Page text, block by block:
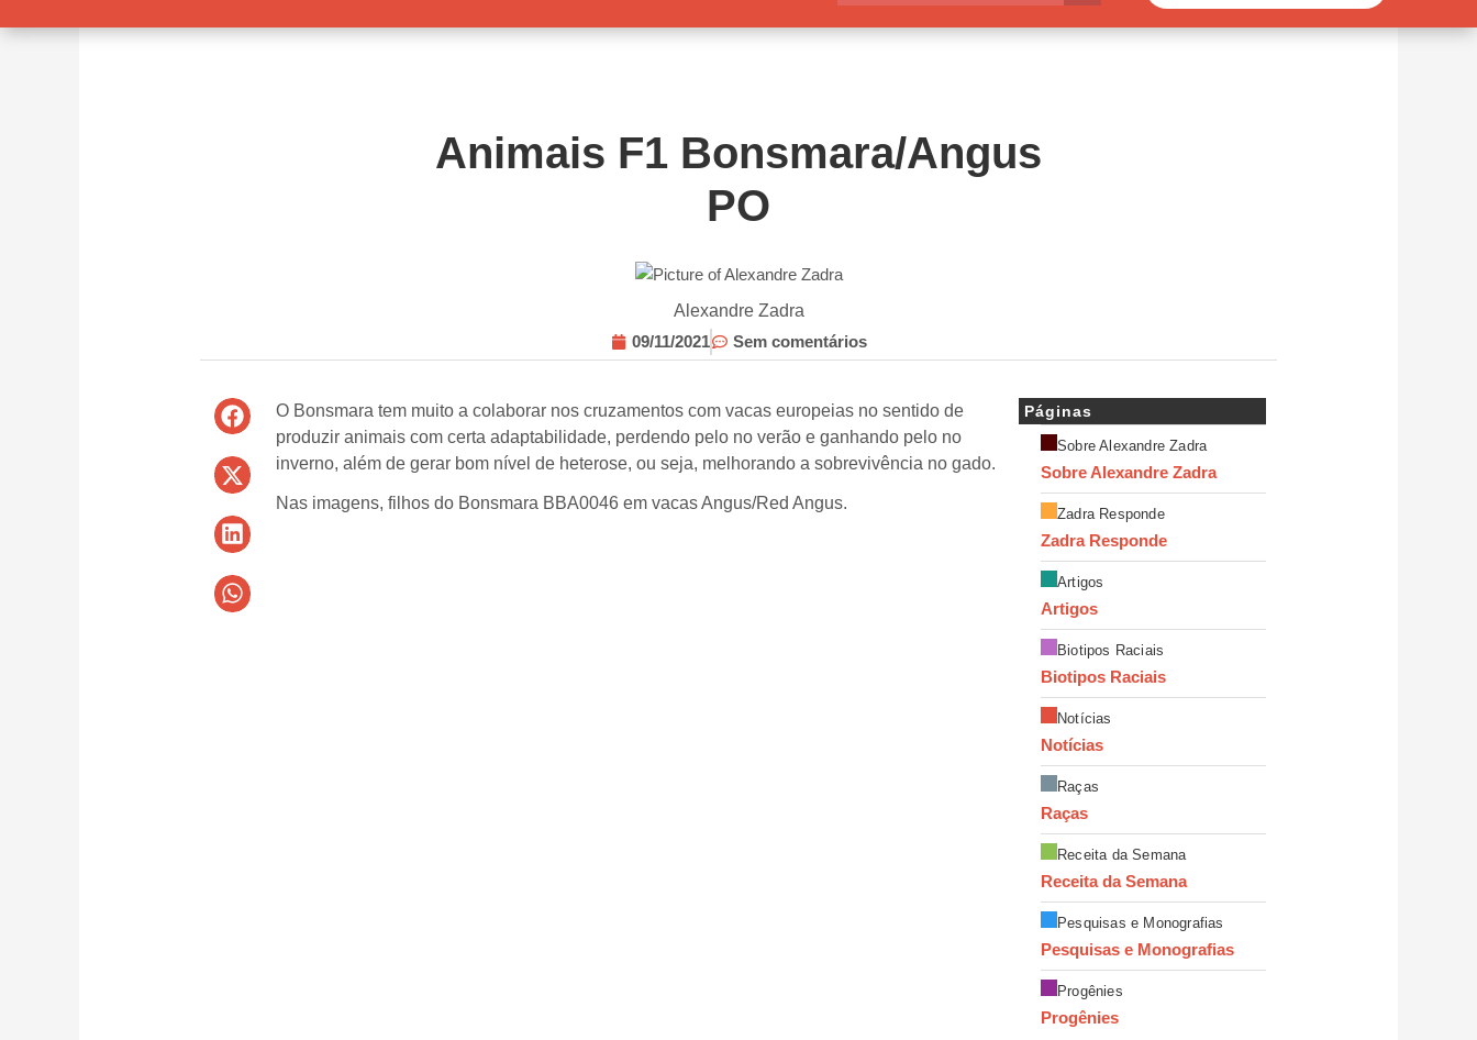
Animais F1 Bonsmara/Angus
PO
Alexandre Zadra
09/11/2021
Sem comentários
O Bonsmara tem muito a colaborar nos cruzamentos com vacas europeias no sentido de
produzir animais com certa adaptabilidade, perdendo pelo no verão e ganhando pelo no
inverno, além de gerar bom nível de heterose, ou seja, melhorando a sobrevivência no gado.
Nas imagens, filhos do Bonsmara BBA0046 em vacas Angus/Red Angus.
Páginas
Sobre Alexandre Zadra
Sobre Alexandre Zadra
Zadra Responde
Zadra Responde
Artigos
Artigos
Biotipos Raciais
Biotipos Raciais
Notícias
Notícias
Raças
Raças
Receita da Semana
Receita da Semana
Pesquisas e Monografias
Pesquisas e Monografias
Progênies
Progênies